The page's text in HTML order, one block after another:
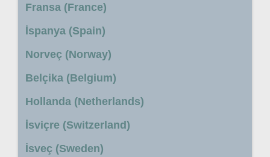
Fransa (France)
İspanya (Spain)
Norveç (Norway)
Belçika (Belgium)
Hollanda (Netherlands)
İsviçre (Switzerland)
İsveç (Sweden)